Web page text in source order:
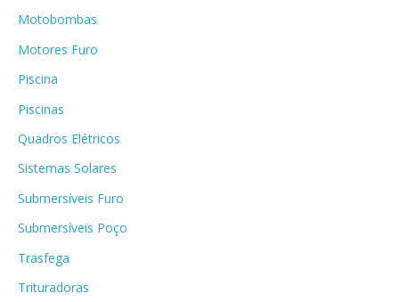
Motobombas
Motores Furo
Piscina
Piscinas
Quadros Elétricos
Sistemas Solares
Submersíveis Furo
Submersíveis Poço
Trasfega
Trituradoras